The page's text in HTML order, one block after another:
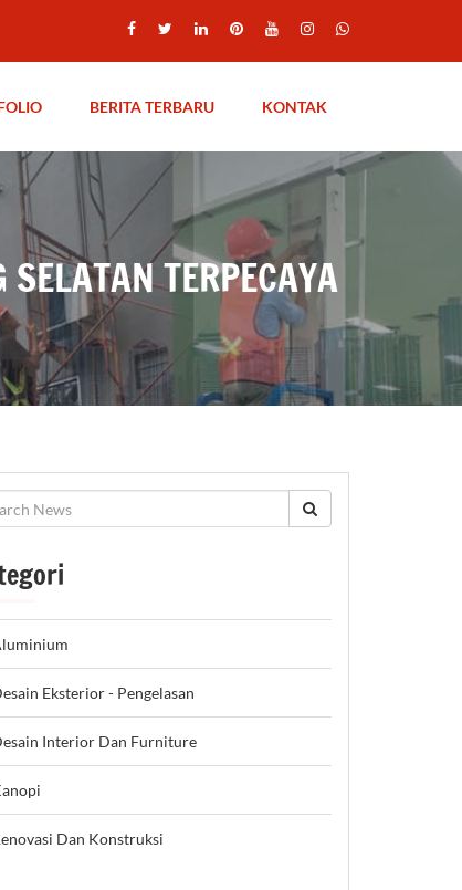
BERITA TERBARU KONTAK
TERPECAYA
Eksterior - Pengelasan
Interior Dan Furniture
Dan Konstruksi